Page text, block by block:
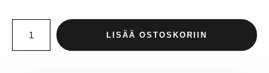
LISÄÄ OSTOSKORIIN